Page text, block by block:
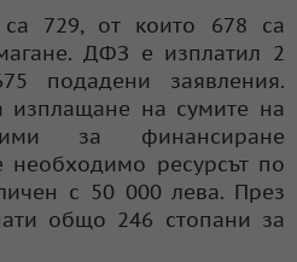
са 729, от които 678 са
ДФЗ е изплатил 2
подадени заявления.
изплащане на сумите на
за финансиране
необходимо ресурсът по
с 50 000 лева. През
общо 246 стопани за